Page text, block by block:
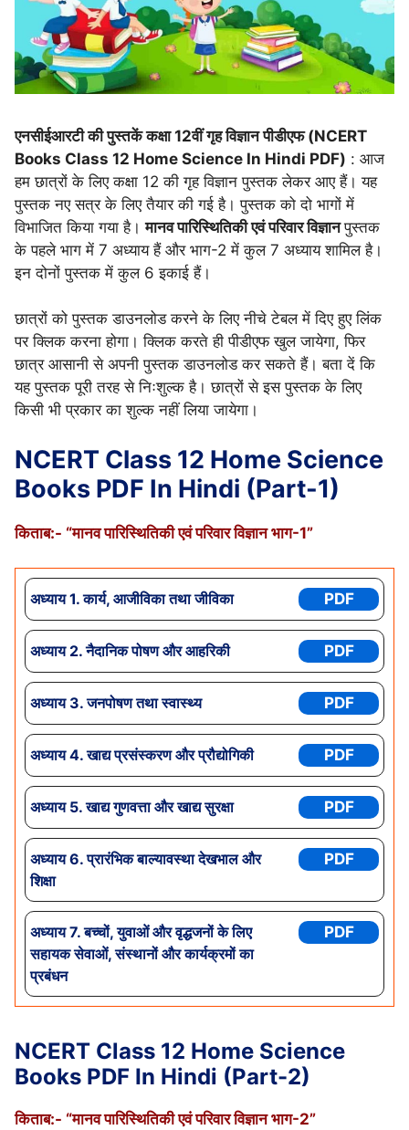
एनसीईआरटी की पुस्तकें कक्षा 12वीं गृह विज्ञान पीडीएफ (NCERT
Books Class 12 Home Science In Hindi PDF) : आज
हम छात्रों के लिए कक्षा 12 की गृह विज्ञान पुस्तक लेकर आए हैं। यह
पुस्तक नए सत्र के लिए तैयार की गई है। पुस्तक को दो भागों में
विभाजित किया गया है।मानव पारिस्थितिकी एवं परिवार विज्ञानपुस्तक
के पहले भाग में 7 अध्याय हैं और भाग-2 में कुल 7 अध्याय शामिल है।
इन दोनों पुस्तक में कुल 6 इकाई हैं।
छात्रों को पुस्तक डाउनलोड करने के लिए नीचे टेबल में दिए हुए लिंक
पर क्लिक करना होगा। क्लिक करते ही पीडीएफ खुल जायेगा, फिर
छात्र आसानी से अपनी पुस्तक डाउनलोड कर सकते हैं। बता दें कि
यह पुस्तक पूरी तरह से निःशुल्क है। छात्रों से इस पुस्तक के लिए
किसी भी प्रकार का शुल्क नहीं लिया जायेगा।
NCERT Class 12 Home Science
Books PDF In Hindi (Part-1)
किताब:- “मानव पारिस्थितिकी एवं परिवार विज्ञान भाग-1”
अध्याय 1. कार्य, आजीविका तथा जीविका PDF
अध्याय 2. नैदानिक पोषण और आहरिकी PDF
अध्याय3. जनपोषण तथा स्वास्थ्य PDF
अध्याय4. खाद्य प्रसंस्करण और प्रौद्योगिकी PDF
अध्याय5. खाद्य गुणवत्ता और खाद्य सुरक्षा PDF
अध्याय6. प्रारंभिक बाल्यावस्था देखभाल और
शिक्षा
PDF
अध्याय7. बच्चों, युवाओं और वृद्धजनों के लिए
सहायक सेवाओं, संस्थानों और कार्यक्रमों का
प्रबंधन
PDF
NCERT Class 12 Home Science
Books PDF In Hindi (Part-2)
किताब:- “मानव पारिस्थितिकी एवं परिवार विज्ञान भाग-2”